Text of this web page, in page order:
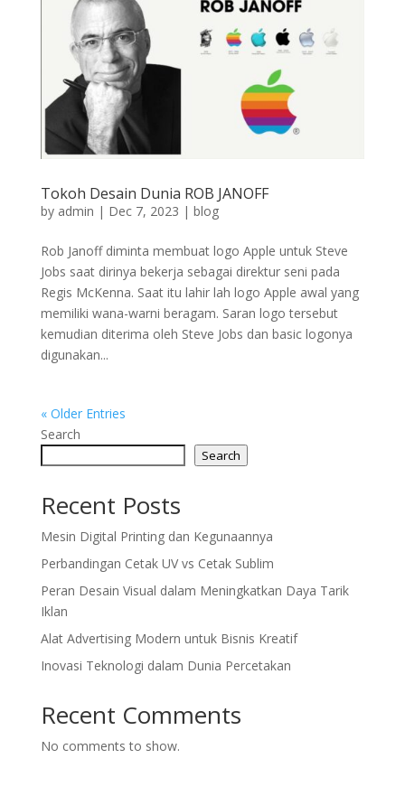
Tokoh Desain Dunia ROB JANOFF
by admin | Dec 7, 2023 | blog
Rob Janoff diminta membuat logo Apple untuk Steve
Jobs saat dirinya bekerja sebagai direktur seni pada
Regis McKenna. Saat itu lahir lah logo Apple awal yang
memiliki wana-warni beragam. Saran logo tersebut
kemudian diterima oleh Steve Jobs dan basic logonya
digunakan...
« Older Entries
Search
Search
Recent Posts
Mesin Digital Printing dan Kegunaannya
Perbandingan Cetak UV vs Cetak Sublim
Peran Desain Visual dalam Meningkatkan Daya Tarik
Iklan
Alat Advertising Modern untuk Bisnis Kreatif
Inovasi Teknologi dalam Dunia Percetakan
Recent Comments
No comments to show.